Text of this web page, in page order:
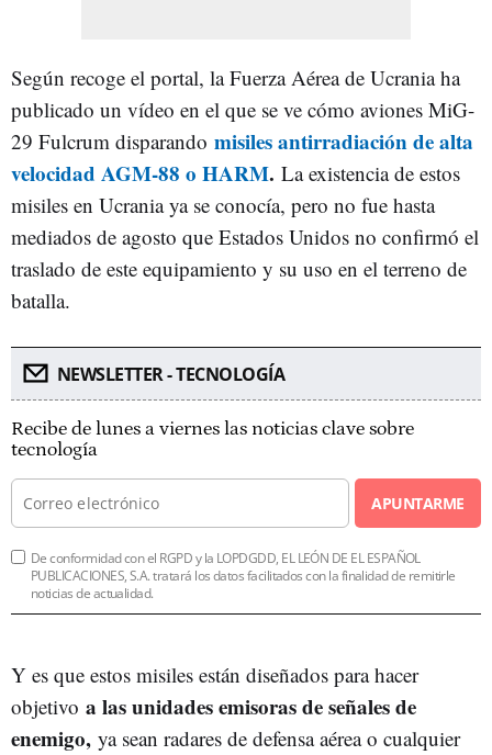
Según recoge el portal, la Fuerza Aérea de Ucrania ha
publicado un vídeo en el que se ve cómo aviones MiG-
29 Fulcrum disparando misiles antirradiación de alta
velocidad AGM-88 o HARM. La existencia de estos
misiles en Ucrania ya se conocía, pero no fue hasta
mediados de agosto que Estados Unidos no confirmó el
traslado de este equipamiento y su uso en el terreno de
batalla.
NEWSLETTER - TECNOLOGÍA
Recibe de lunes a viernes las noticias clave sobre
tecnología
APUNTARME
De conformidad con el RGPD y la LOPDGDD, EL LEÓN DE EL ESPAÑOL
PUBLICACIONES, S.A. tratará los datos facilitados con la finalidad de remitirle
noticias de actualidad.
Y es que estos misiles están diseñados para hacer
objetivo a las unidades emisoras de señales de
enemigo, ya sean radares de defensa aérea o cualquier